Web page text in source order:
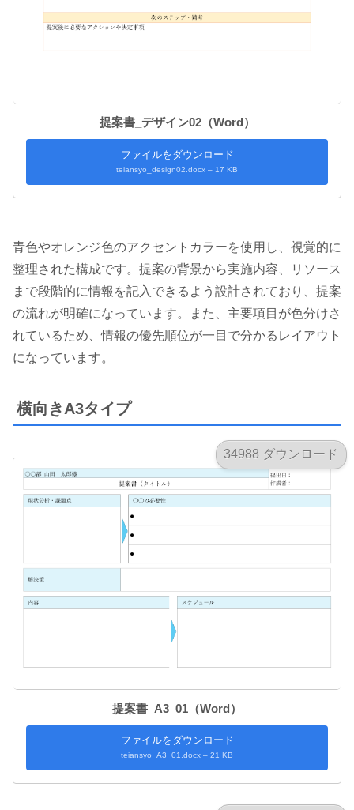
提案書_デザイン02（Word）
ファイルをダウンロード
teiansyo_design02.docx – 17 KB
青色やオレンジ色のアクセントカラーを使用し、視覚的に
整理された構成です。提案の背景から実施内容、リソース
まで段階的に情報を記入できるよう設計されており、提案
の流れが明確になっています。また、主要項目が色分けさ
れているため、情報の優先順位が一目で分かるレイアウト
になっています。
横向きA3タイプ
34988 ダウンロード
提案書_A3_01（Word）
ファイルをダウンロード
teiansyo_A3_01.docx – 21 KB